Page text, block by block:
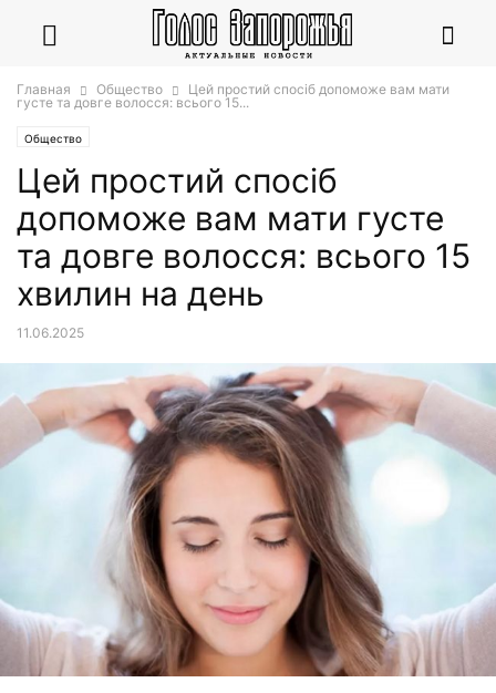
Главная Общество
Цей простий спосіб допоможе вам мати
густе та довге волосся: всього 15...
Общество
Цей простий спосіб
допоможе вам мати густе
та довге волосся: всього 15
хвилин на день
11.06.2025